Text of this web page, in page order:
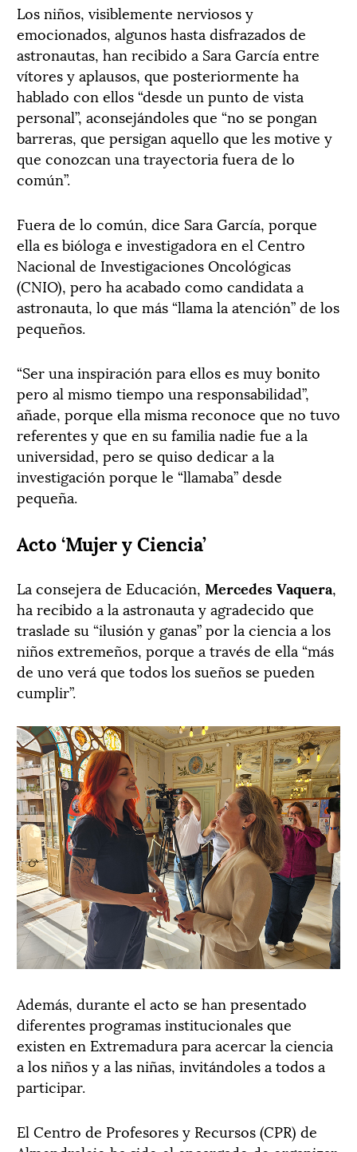
Los niños, visiblemente nerviosos y
emocionados, algunos hasta disfrazados de
astronautas, han recibido a Sara García entre
vítores y aplausos, que posteriormente ha
hablado con ellos “desde un punto de vista
personal”, aconsejándoles que “no se pongan
barreras, que persigan aquello que les motive y
que conozcan una trayectoria fuera de lo
común”.
Fuera de lo común, dice Sara García, porque
ella es bióloga e investigadora en el Centro
Nacional de Investigaciones Oncológicas
(CNIO), pero ha acabado como candidata a
astronauta, lo que más “llama la atención” de los
pequeños.
“Ser una inspiración para ellos es muy bonito
pero al mismo tiempo una responsabilidad”,
añade, porque ella misma reconoce que no tuvo
referentes y que en su familia nadie fue a la
universidad, pero se quiso dedicar a la
investigación porque le “llamaba” desde
pequeña.
Acto ‘Mujer y Ciencia’
La consejera de Educación, Mercedes Vaquera,
ha recibido a la astronauta y agradecido que
traslade su “ilusión y ganas” por la ciencia a los
niños extremeños, porque a través de ella “más
de uno verá que todos los sueños se pueden
cumplir”.
Además, durante el acto se han presentado
diferentes programas institucionales que
existen en Extremadura para acercar la ciencia
a los niños y a las niñas, invitándoles a todos a
participar.
El Centro de Profesores y Recursos (CPR) de